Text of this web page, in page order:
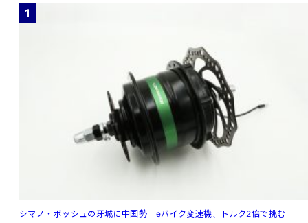
1
シマノ・ボッシュの牙城に中国勢 eバイク変速機、トルク2倍で挑む